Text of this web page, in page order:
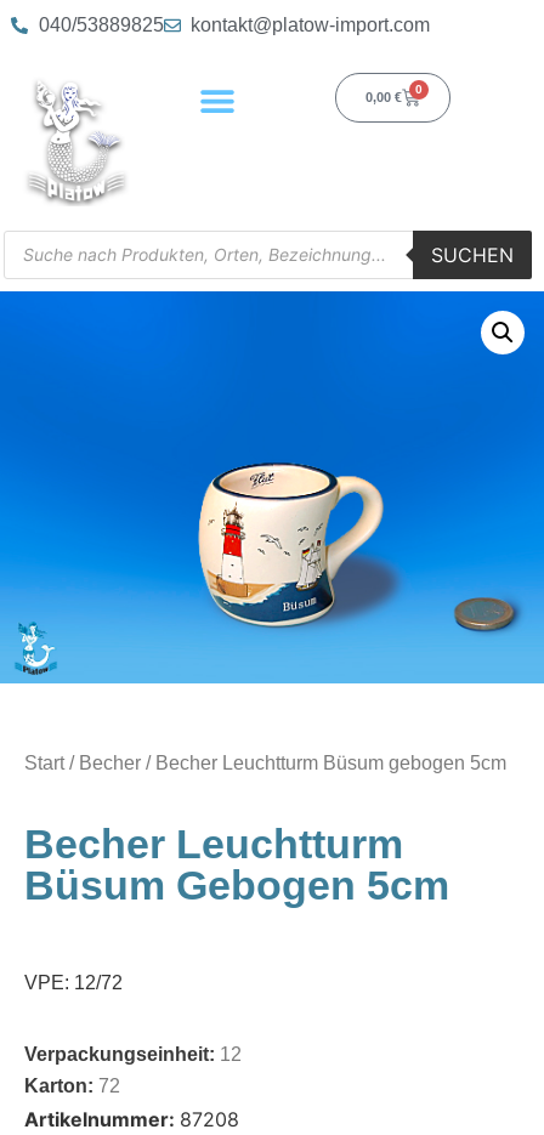
040/53889825 kontakt@platow-import.com
0,00 €
0
SUCHEN
Start/ Becher / Becher Leuchtturm Büsum gebogen 5cm
Becher Leuchtturm
Büsum Gebogen 5cm
VPE: 12/72
Verpackungseinheit: 12
Karton: 72
Artikelnummer: 87208